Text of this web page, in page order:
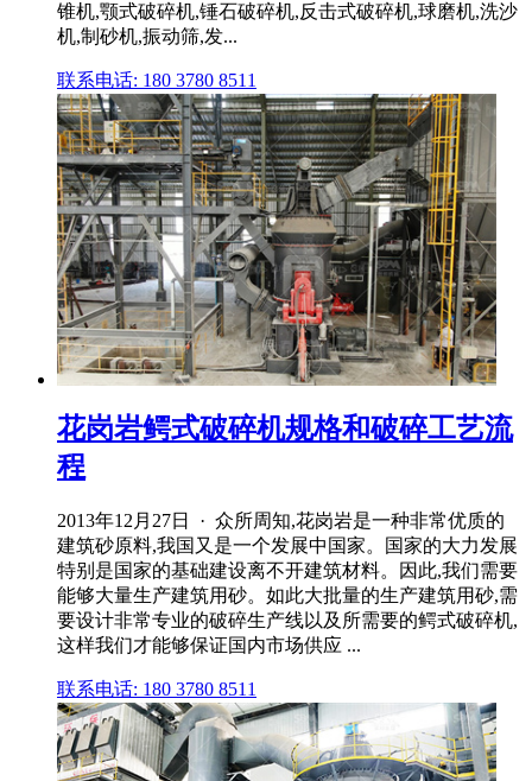
锥机,颚式破碎机,锤石破碎机,反击式破碎机,球磨机,洗沙
机,制砂机,振动筛,发...
联系电话: 180 3780 8511
花岗岩鳄式破碎机规格和破碎工艺流
程
2013年12月27日 · 众所周知,花岗岩是一种非常优质的
建筑砂原料,我国又是一个发展中国家。国家的大力发展
特别是国家的基础建设离不开建筑材料。因此,我们需要
能够大量生产建筑用砂。如此大批量的生产建筑用砂,需
要设计非常专业的破碎生产线以及所需要的鳄式破碎机,
这样我们才能够保证国内市场供应 ...
联系电话: 180 3780 8511